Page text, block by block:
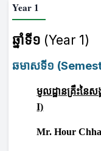
Year 1
ឆ្នាំទី១ (Year 1)
ឆមាសទី១ (
មូលដ្ឋានគ្រឹះនៃស
I)
Mr. Hour